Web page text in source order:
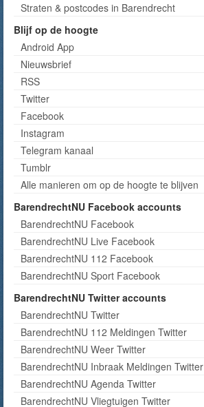
Straten & postcodes in Barendrecht
Blijf op de hoogte
Android App
Nieuwsbrief
RSS
Twitter
Facebook
Instagram
Telegram kanaal
Tumblr
Alle manieren om op de hoogte te blijven
BarendrechtNU Facebook accounts
BarendrechtNU Facebook
BarendrechtNU Live Facebook
BarendrechtNU 112 Facebook
BarendrechtNU Sport Facebook
BarendrechtNU Twitter accounts
BarendrechtNU Twitter
BarendrechtNU 112 Meldingen Twitter
BarendrechtNU Weer Twitter
BarendrechtNU Inbraak Meldingen Twitter
BarendrechtNU Agenda Twitter
BarendrechtNU Vliegtuigen Twitter